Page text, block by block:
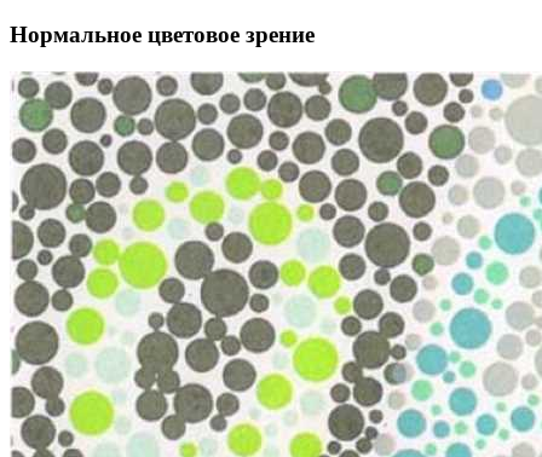
Нормальное цветовое зрение